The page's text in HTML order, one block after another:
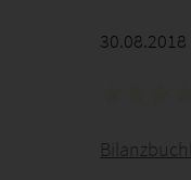
30.08.2018